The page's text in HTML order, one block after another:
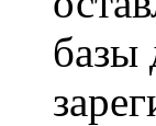
базы